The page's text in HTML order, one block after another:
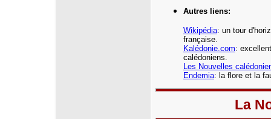
Autres liens:
Wikipédia: un tour
française.
Kalédonie.com:
calédoniens.
Les Nouvelles
Endemia: la flore et la
La